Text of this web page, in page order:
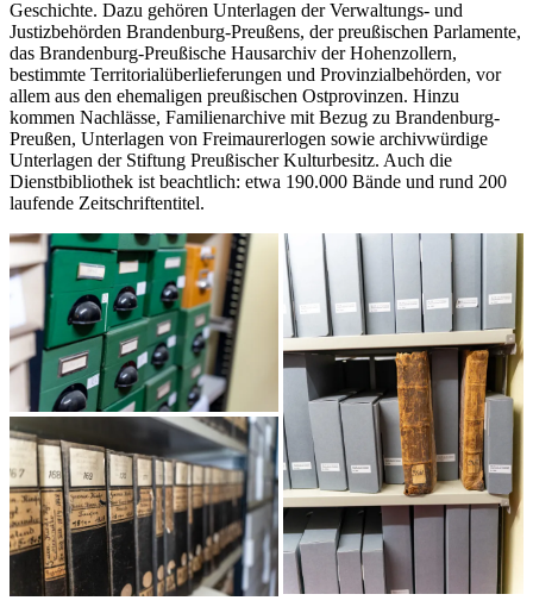
Geschichte. Dazu gehören Unterlagen der Verwaltungs- und
Justizbehörden Brandenburg-Preußens, der preußischen Parlamente,
das Brandenburg-Preußische Hausarchiv der Hohenzollern,
bestimmte Territorialüberlieferungen und Provinzialbehörden, vor
allem aus den ehemaligen preußischen Ostprovinzen. Hinzu
kommen Nachlässe, Familienarchive mit Bezug zu Brandenburg-
Preußen, Unterlagen von Freimaurerlogen sowie archivwürdige
Unterlagen der Stiftung Preußischer Kulturbesitz. Auch die
Dienstbibliothek ist beachtlich: etwa 190.000 Bände und rund 200
laufende Zeitschriftentitel.